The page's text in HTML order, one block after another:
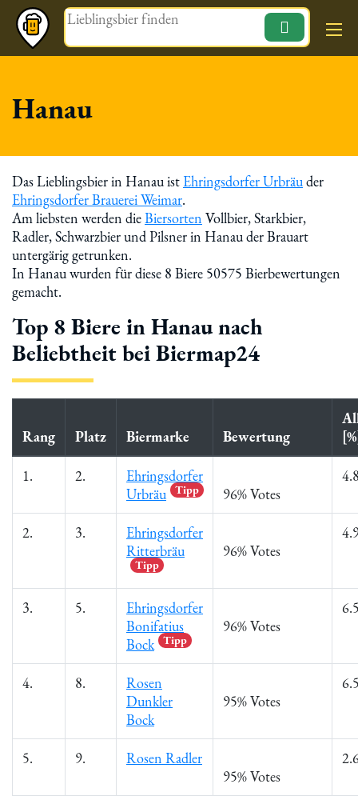
Magazin
Hanau
Das Lieblingsbier in Hanau istEhringsdorfer Urbräuder
Ehringsdorfer Brauerei Weimar.
Am liebsten werden dieBiersorten Vollbier, Starkbier,
Radler, Schwarzbier und Pilsner in Hanau der Brauart
untergärig getrunken.
In Hanau wurden für diese 8 Biere 50575 Bierbewertungen
gemacht.
Top 8 Biere in Hanau nach
Beliebtheit bei Biermap24
Rang Platz Biermarke Bewertung
1. 2.
Ehringsdorfer
Urbräu
Tipp 96% Votes
2. 3.
Ehringsdorfer
Ritterbräu
Tipp
96% Votes
3. 5.
Ehringsdorfer
Bonifatius
Bock
Tipp
96% Votes
4. 8.
Rosen
Dunkler
Bock
95% Votes
5. 9.
Rosen Radler
95% Votes